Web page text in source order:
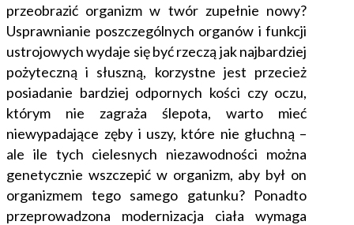
przeobrazić organizm w twór zupełnie nowy?
Usprawnianie poszczególnych organów i funkcji
ustrojowych wydaje się być rzeczą jak najbardziej
pożyteczną i słuszną, korzystne jest przecież
posiadanie bardziej odpornych kości czy oczu,
którym nie zagraża ślepota, warto mieć
niewypadające zęby i uszy, które nie głuchną –
ale ile tych cielesnych niezawodności można
genetycznie wszczepić w organizm, aby był on
organizmem tego samego gatunku? Ponadto
przeprowadzona modernizacja ciała wymaga